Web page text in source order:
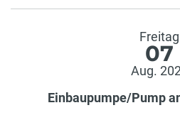
Freitag
07
Aug.
Einbaupumpe/Pump